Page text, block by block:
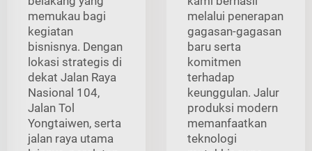
memukau bagi
kegiatan
bisnisnya. Dengan
lokasi strategis di
dekat Jalan Raya
Nasional 104,
Jalan Tol
Yongtaiwen, serta
jalan raya utama
melalui penerapan
gagasan-gagasan
baru serta
komitmen
terhadap
keunggulan. Jalur
produksi modern
memanfaatkan
teknologi